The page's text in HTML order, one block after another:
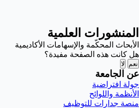
المنشورات العلمية
الأبحاث المحكّمة والإسهامات الأكاديمية
هل كانت هذه الصفحة مفيدة؟
نعم لا
عن الجامعة
جولة افتراضية
الأنظمة واللوائح
منصة جدارات للتوظيف